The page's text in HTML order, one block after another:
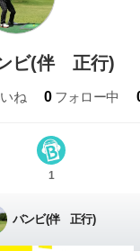
ビ(伴 正行)
ね 0 フォロー中
1
バンビ(伴 正行)